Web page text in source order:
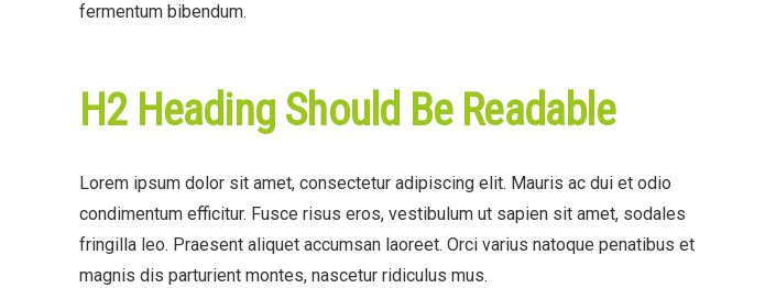
fermentum bibendum.
H2 Heading Should Be Readable
Lorem ipsum dolor sit amet, consectetur adipiscing elit. Mauris ac dui et odio
condimentum efficitur. Fusce risus eros, vestibulum ut sapien sit amet, sodales
fringilla leo. Praesent aliquet accumsan laoreet. Orci varius natoque penatibus et
magnis dis parturient montes, nascetur ridiculus mus.